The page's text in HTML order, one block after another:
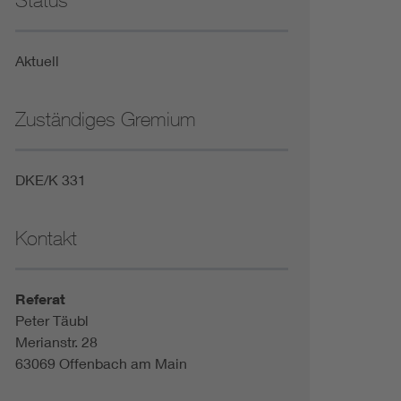
Not- und Sicherheitsbeleuchtung
Aktuell
Zuständiges Gremium
DKE/K 331
Kontakt
Referat
Peter Täubl
Merianstr. 28
63069 Offenbach am Main